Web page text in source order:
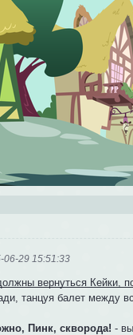
06-29 15:51:33
вернуться Кейки,
танцуя балет между
Пинк, скворода! -